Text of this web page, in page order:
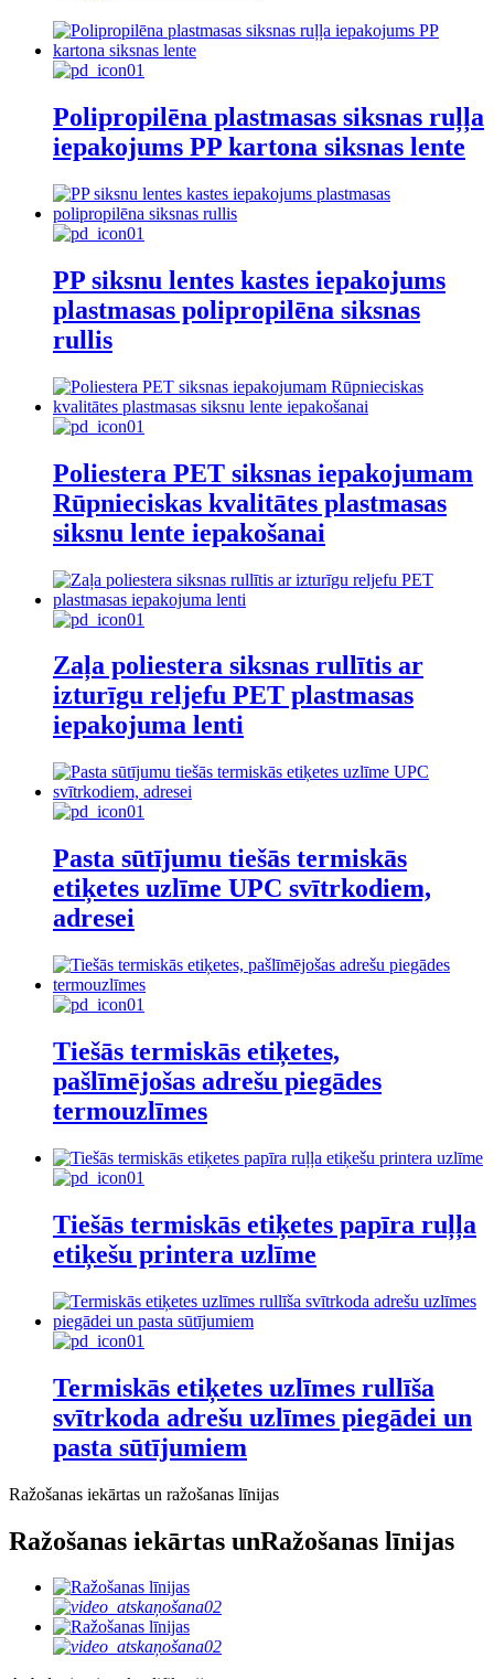
Polipropilēna plastmasas siksnas ruļļa
iepakojums PP kartona siksnas lente
PP siksnu lentes kastes iepakojums
plastmasas polipropilēna siksnas
rullis
Poliestera PET siksnas iepakojumam
Rūpnieciskas kvalitātes plastmasas
siksnu lente iepakošanai
Zaļa poliestera siksnas rullītis ar
izturīgu reljefu PET plastmasas
iepakojuma lenti
Pasta sūtījumu tiešās termiskās
etiķetes uzlīme UPC svītrkodiem,
adresei
Tiešās termiskās etiķetes,
pašlīmējošas adrešu piegādes
termouzlīmes
Tiešās termiskās etiķetes papīra ruļļa
etiķešu printera uzlīme
Termiskās etiķetes uzlīmes rullīša
svītrkoda adrešu uzlīmes piegādei un
pasta sūtījumiem
Ražošanas iekārtas un ražošanas līnijas
Ražošanas iekārtas unRažošanas līnijas